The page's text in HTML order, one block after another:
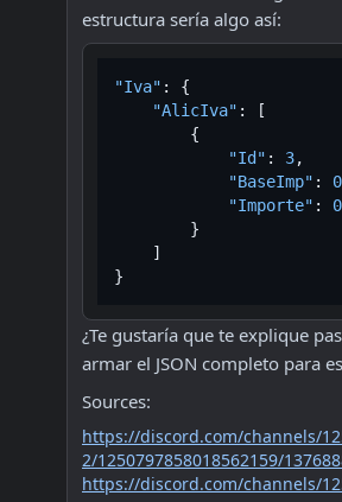
estructura sería algo así:
"Iva" :
{
"AlicIva" :
[
{
"Id" : 3,
"BaseImp" : 0
"Importe" :
0
}
]
}
¿Te gustaría que te explique
armar el JSON completo para
Sources:
https://discord.com/channels/
2/1250797858018562159/
https://discord.com/channels/